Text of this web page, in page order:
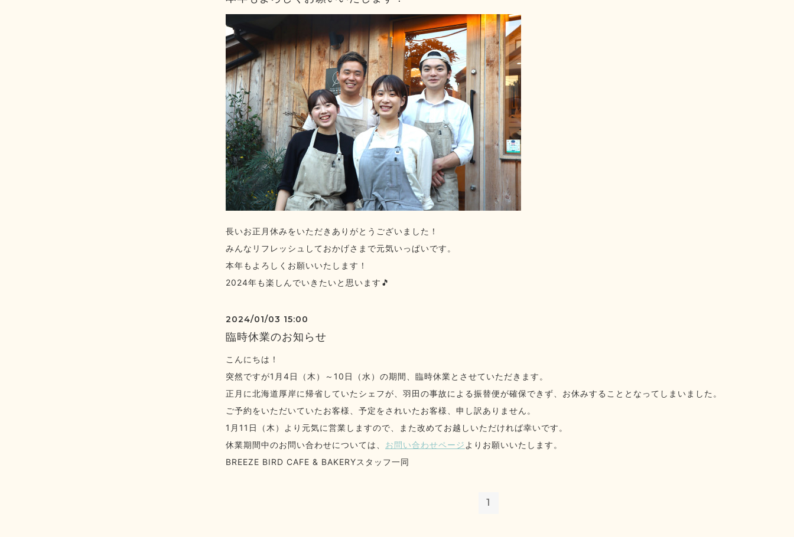
長いお正月休みをいただきありがとうございました！
みんなリフレッシュしておかげさまで元気いっぱいです。
本年もよろしくお願いいたします！
2024年も楽しんでいきたいと思います🎵
2024/01/03 15:00
臨時休業のお知らせ
こんにちは！
突然ですが1月4日（木）～10日（水）の期間、臨時休業とさせていただきます。
正月に北海道厚岸に帰省していたシェフが、羽田の事故による振替便が確保できず、お休みすることとなってしまいました。
ご予約をいただいていたお客様、予定をされいたお客様、申し訳ありません。
1月11日（木）より元気に営業しますので、また改めてお越しいただければ幸いです。
休業期間中のお問い合わせについては、 お問い合わせページ よりお願いいたします。
BREEZE BIRD CAFE & BAKERYスタッフ一同
1